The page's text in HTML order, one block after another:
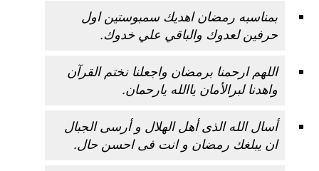
بمناسبه رمضان اهديك سمبوستين اول
حرفين لعدوك والباقي علي خدوك.
اللهم ارحمنا برمضان واجعلنا نختم القرآن
واهدنا لبرالأمان ياالله يارحمان.
أسال الله الذى أهل الهلال و أرسى الجبال
ان يبلغك رمضان و انت فى احسن حال.